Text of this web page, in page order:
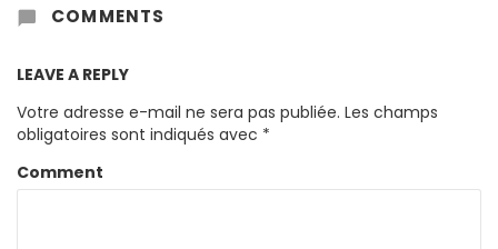
COMMENTS
LEAVE A REPLY
Votre adresse e-mail ne sera pas publiée. Les champs
obligatoires sont indiqués avec *
Comment